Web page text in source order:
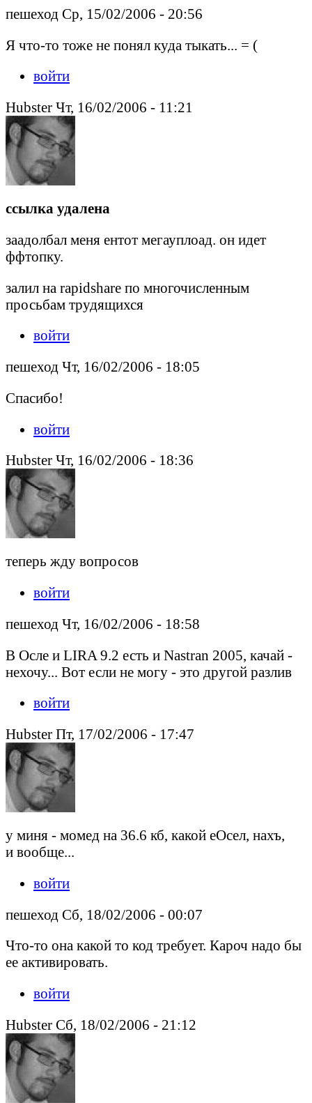
пешеход Ср, 15/02/2006 - 20:56
Я что-то тоже не понял куда тыкать... = (
войти
Hubster Чт, 16/02/2006 - 11:21
ссылка удалена
заадолбал меня ентот мегауплоад. он идет
ффтопку.
залил на rapidshare по многочисленным
просьбам трудящихся
войти
пешеход Чт, 16/02/2006 - 18:05
Спасибо!
войти
Hubster Чт, 16/02/2006 - 18:36
теперь жду вопросов
войти
пешеход Чт, 16/02/2006 - 18:58
В Осле и LIRA 9.2 есть и Nastran 2005, качай -
нехочу... Вот если не могу - это другой разлив
войти
Hubster Пт, 17/02/2006 - 17:47
у миня - момед на 36.6 кб, какой eОсел, нахъ,
и вообще...
войти
пешеход Сб, 18/02/2006 - 00:07
Что-то она какой то код требует. Кароч надо бы
ее активировать.
войти
Hubster Сб, 18/02/2006 - 21:12